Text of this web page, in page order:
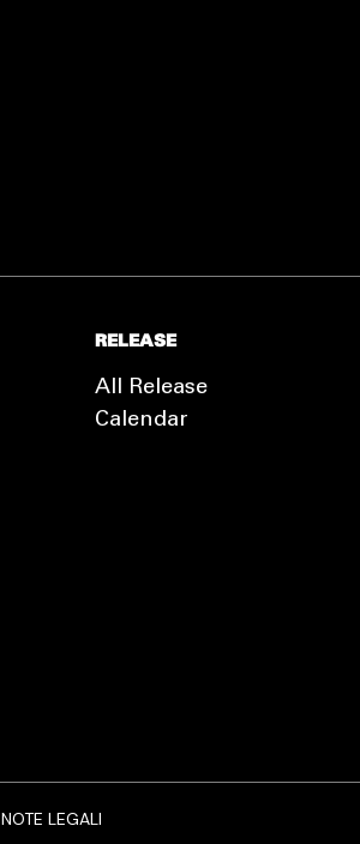
RELEASE
All Release
Calendar
NOTE LEGALI